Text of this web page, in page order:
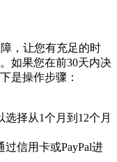
，让您有充足的时
如果您在前30天内决
是操作步骤：
择从1个月到12个月
信用卡或PayPal进